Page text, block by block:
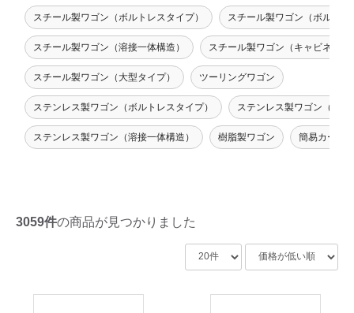
スチール製ワゴン（ボルトレスタイプ） スチール製ワゴン（ボルトタ
スチール製ワゴン（溶接一体構造） スチール製ワゴン（キャビネット
スチール製ワゴン（大型タイプ） ツーリングワゴン
ステンレス製ワゴン（ボルトレスタイプ） ステンレス製ワゴン（ボ
ステンレス製ワゴン（溶接一体構造） 樹脂製ワゴン 簡易カート
3059件の商品が見つかりました